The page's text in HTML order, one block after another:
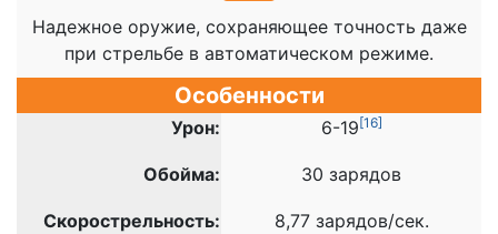
Надежное оружие, сохраняющее точность даже
при стрельбе в автоматическом режиме.
Особенности
Урон: 6-19[16]
Обойма: 30 зарядов
Скорострельность: 8,77 зарядов/сек.